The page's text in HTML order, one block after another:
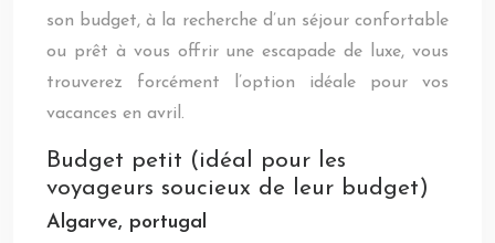
son budget, à la recherche d’un séjour confortable
ou prêt à vous offrir une escapade de luxe, vous
trouverez forcément l’option idéale pour vos
vacances en avril.
Budget petit (idéal pour les
voyageurs soucieux de leur budget)
Algarve, portugal